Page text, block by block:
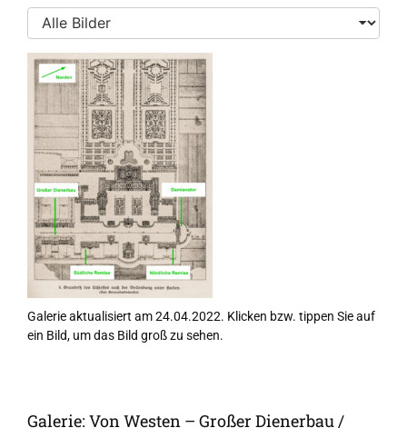
Galerie aktualisiert am 24.04.2022. Klicken bzw. tippen Sie auf
ein Bild, um das Bild groß zu sehen.
Galerie: Von Westen – Großer Dienerbau /